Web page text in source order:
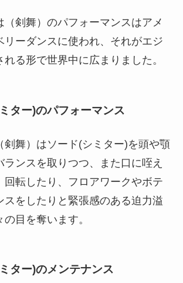
（剣舞）のパフォーマンスはアメ
リーダンスに使われ、それがエジ
る形で世界中に広まりました。
ター)のパフォーマンス
剣舞）はソード(シミター)を頭や顎
ンスを取りつつ、また口に咥え
回転したり、フロアワークやボテ
スをしたりと緊張感のある迫力溢
目を奪います。
ター)のメンテナンス